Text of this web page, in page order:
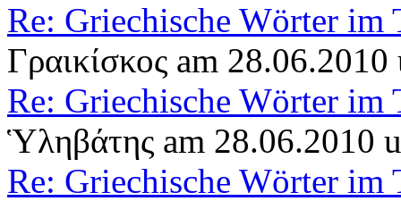
Re: Griechische Wörter im
Γραικίσκος am
Re: Griechische Wörter im
Ὑληβάτης am 28.06.2010
Re: Griechische Wörter im